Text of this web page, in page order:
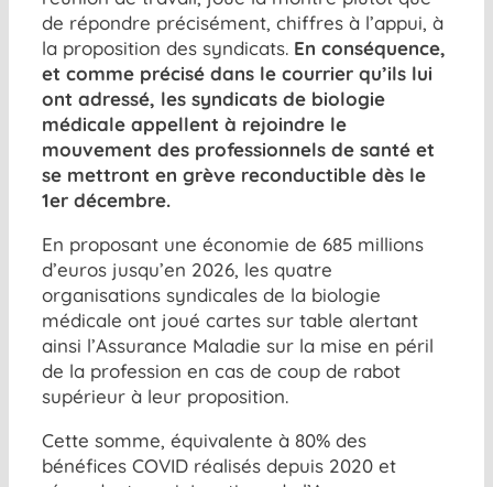
de répondre précisément, chiffres à l’appui, à
la proposition des syndicats. En conséquence,
et comme précisé dans le courrier qu’ils lui
ont adressé, les syndicats de biologie
médicale appellent à rejoindre le
mouvement des professionnels de santé et
se mettront en grève reconductible dès le
1er décembre.
En proposant une économie de 685 millions
d’euros jusqu’en 2026, les quatre
organisations syndicales de la biologie
médicale ont joué cartes sur table alertant
ainsi l’Assurance Maladie sur la mise en péril
de la profession en cas de coup de rabot
supérieur à leur proposition.
Cette somme, équivalente à 80% des
bénéfices COVID réalisés depuis 2020 et